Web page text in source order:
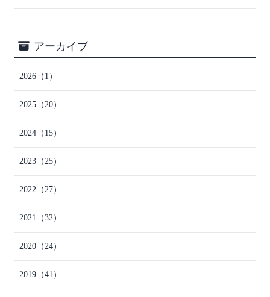
アーカイブ
2026 （1）
2025 （20）
2024 （15）
2023 （25）
2022 （27）
2021 （32）
2020 （24）
2019 （41）